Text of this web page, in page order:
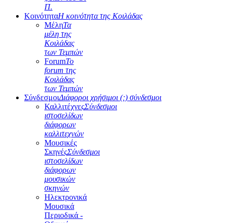
Π.
ΚοινότηταΗ κοινότητα της Κοιλάδας
ΜέληΤα
μέλη της
Κοιλάδας
των Τεμπών
ForumΤο
forum της
Κοιλάδας
των Τεμπών
ΣύνδεσμοιΔιάφοροι χρήσιμοι (;) σύνδεσμοι
ΚαλλιτέχνεςΣύνδεσμοι
ιστοσελίδων
διάφορων
καλλιτεχνών
Μουσικές
ΣκηνέςΣύνδεσμοι
ιστοσελίδων
διάφορων
μουσικών
σκηνών
Ηλεκτρονικά
Μουσικά
Περιοδικά -